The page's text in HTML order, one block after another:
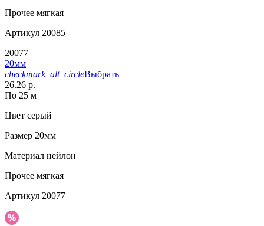
Прочее мягкая
Артикул 20085
20077
20мм
checkmark_alt_circleВыбрать
26.26 р.
По 25 м
Цвет серый
Размер 20мм
Материал нейлон
Прочее мягкая
Артикул 20077